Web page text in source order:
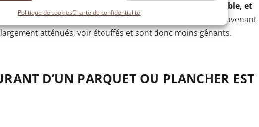
Politique de cookiesCharte de confidentialité
avec une conservation de la chaleur toujours appréciable, et
bruits provenant des logements voisins du vôtre et ceux provenant
atténués, voir étouffés et sont donc moins gênants.
D’UN PARQUET OU PLANCHER EST